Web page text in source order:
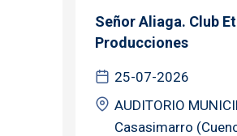
Señor Aliaga. Club
Producciones
25-07-2026
AUDITORIO
Casasimarro